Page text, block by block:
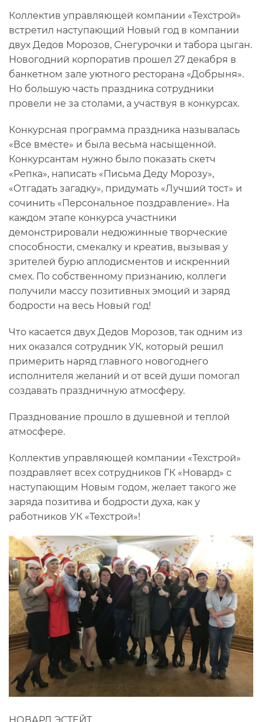
Коллектив управляющей компании «Техстрой»
встретил наступающий Новый год в компании
двух Дедов Морозов, Снегурочки и табора цыган.
Новогодний корпоратив прошел 27 декабря в
банкетном зале уютного ресторана «Добрыня».
Но большую часть праздника сотрудники
провели не за столами, а участвуя в конкурсах.
Конкурсная программа праздника называлась
«Все вместе» и была весьма насыщенной.
Конкурсантам нужно было показать скетч
«Репка», написать «Письма Деду Морозу»,
«Отгадать загадку», придумать «Лучший тост» и
сочинить «Персональное поздравление». На
каждом этапе конкурса участники
демонстрировали недюжинные творческие
способности, смекалку и креатив, вызывая у
зрителей бурю аплодисментов и искренний
смех. По собственному признанию, коллеги
получили массу позитивных эмоций и заряд
бодрости на весь Новый год!
Что касается двух Дедов Морозов, так одним из
них оказался сотрудник УК, который решил
примерить наряд главного новогоднего
исполнителя желаний и от всей души помогал
создавать праздничную атмосферу.
Празднование прошло в душевной и теплой
атмосфере.
Коллектив управляющей компании «Техстрой»
поздравляет всех сотрудников ГК «Новард» с
наступающим Новым годом, желает такого же
заряда позитива и бодрости духа, как у
работников УК «Техстрой»!